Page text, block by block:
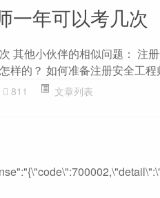
一年可以考几次
其他小伙伴的相似问题： 注
样的？ 如何准备注册安全工程
811 文章列表